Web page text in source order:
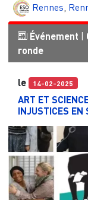
Rennes
Événement |
ronde
le 14-02-2025
ART ET
INJUSTICES EN